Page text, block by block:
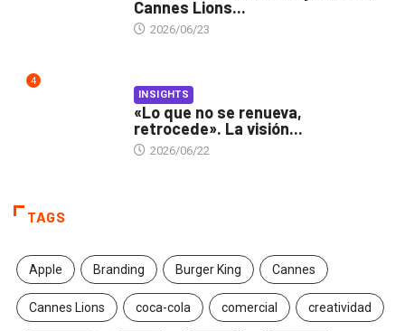
Cannes Lions...
2026/06/23
4
INSIGHTS
«Lo que no se renueva,
retrocede». La visión...
2026/06/22
TAGS
Apple Branding Burger King Cannes
Cannes Lions coca-cola comercial creatividad